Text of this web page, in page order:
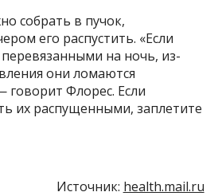
собрать в пучок,
его распустить. «Если
на ночь, из-
они ломаются
говорит Флорес. Если
их распущенными, заплетите
Источник: health.mail.ru